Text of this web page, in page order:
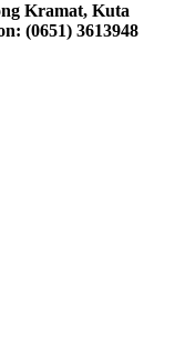
Kramat, Kuta
(0651) 3613948